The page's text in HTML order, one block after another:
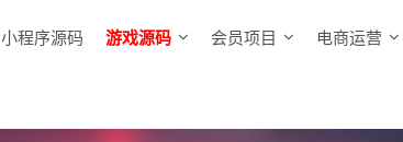
小程序源码 游戏源码 会员项目 电商运营